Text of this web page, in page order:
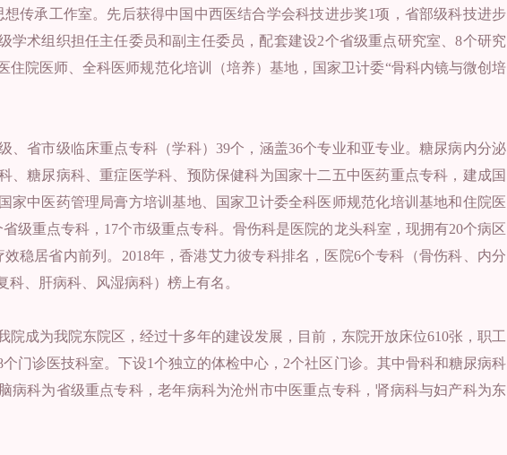
传承工作室。先后获得中国中西医结合学会科技进步奖1项，省部级科技进步
学术组织担任主任委员和副主任委员，配套建设2个省级重点研究室、8个研究
住院医师、全科医师规范化培训（培养）基地，国家卫计委“骨科内镜与微创培
、省市级临床重点专科（学科）39个，涵盖36个专业和亚专业。糖尿病内分泌
、糖尿病科、重症医学科、预防保健科为国家十二五中医药重点专科，建成国
家中医药管理局膏方培训基地、国家卫计委全科医师规范化培训基地和住院医
级重点专科，17个市级重点专科。骨伤科是医院的龙头科室，现拥有20个病区
稳居省内前列。2018年，香港艾力彼专科排名，医院6个专科（骨伤科、内分
、肝病科、风湿病科）榜上有名。
院成为我院东院区，经过十多年的建设发展，目前，东院开放床位610张，职工
门诊医技科室。下设1个独立的体检中心，2个社区门诊。其中骨科和糖尿病科
病科为省级重点专科，老年病科为沧州市中医重点专科，肾病科与妇产科为东